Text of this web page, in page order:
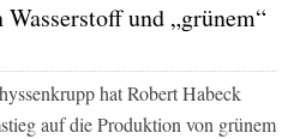
und „grünem“
hat Robert Habeck
auf die Produktion von grünem